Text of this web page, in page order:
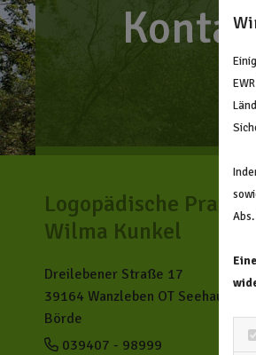
Logopädische Praxis
Wilma Kunkel
Dreilebener Straße 17
39164 Wanzleben OT Seehausen /
Börde
039407 - 98999